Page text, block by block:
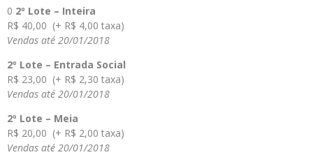
0 2º Lote – Inteira
R$ 40,00 (+ R$ 4,00 taxa)
Vendas até 20/01/2018
2º Lote – Entrada Social
R$ 23,00 (+ R$ 2,30 taxa)
Vendas até 20/01/2018
2º Lote – Meia
R$ 20,00 (+ R$ 2,00 taxa)
Vendas até 20/01/2018